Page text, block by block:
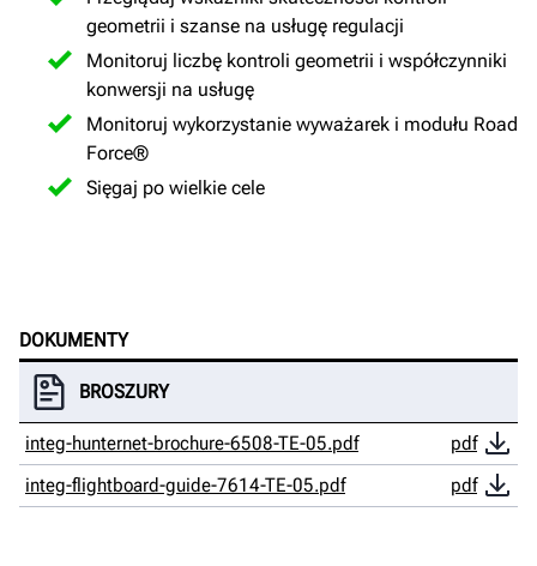
geometrii i szanse na usługę regulacji
Monitoruj liczbę kontroli geometrii i współczynniki
konwersji na usługę
Monitoruj wykorzystanie wyważarek i modułu Road
Force®
Sięgaj po wielkie cele
DOKUMENTY
BROSZURY
integ-hunternet-brochure-6508-TE-05.pdf
pdf
integ-flightboard-guide-7614-TE-05.pdf
pdf